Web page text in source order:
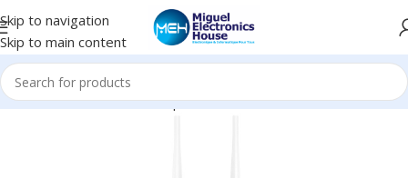
Skip to navigation
Skip to main content
Accueil Réseau informatique Antenne